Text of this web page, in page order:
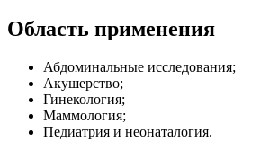
Область применения
Абдоминальные исследования;
Акушерство;
Гинекология;
Маммология;
Педиатрия и неонаталогия.